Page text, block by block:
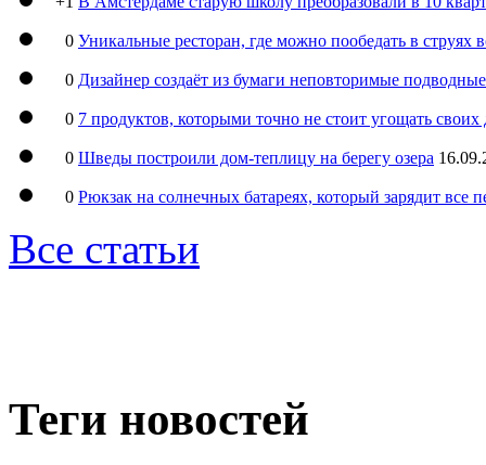
0 Уникальные ресторан, где можно пообедать в струях
0 Дизайнер создаёт из бумаги неповторимые
0 7 продуктов, которыми точно не стоит угощать
0 Шведы построили дом-теплицу на берегу озера
0 Рюкзак на солнечных батареях, который зарядит все
Все статьи
Теги новостей